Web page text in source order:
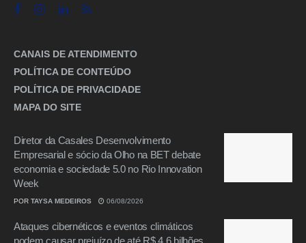
CANAIS DE ATENDIMENTO
POLÍTICA DE CONTEÚDO
POLÍTICA DE PRIVACIDADE
MAPA DO SITE
Diretor da Casales Desenvolvimento
Empresarial e sócio da Olho na BET debate
economia e sociedade 5.0 no Rio Innovation
Week
POR TAYSA MEDEIROS 06/08/2026
Ataques cibernéticos e eventos climáticos
podem causar prejuízo de até R$ 4,6 bilhões